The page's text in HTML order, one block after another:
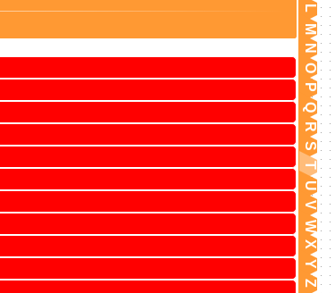
L
M
N
O
P
Q
R
S
T
U
V
W
X
Y
Z